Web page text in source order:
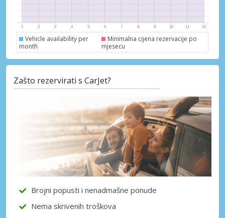
Vehicle availability per
month
Minimalna cijena rezervacije po
mjesecu
Zašto rezervirati s CarJet?
Brojni popusti i nenadmašne ponude
Nema skrivenih troškova